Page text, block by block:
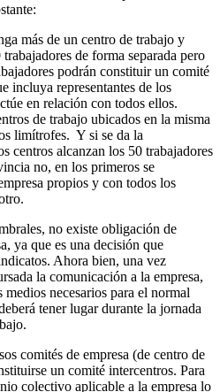
más de un centro de trabajo y
de forma separada pero
podrán constituir un comité
incluya representantes de los
en relación con todos ellos.
de trabajo ubicados en la misma
limítrofes. Y si se da la
centros alcanzan los 50 trabajadores
no, en los primeros se
propios y con todos los
no existe obligación de
ya que es una decisión que
Ahora bien, una vez
la comunicación a la empresa,
necesarios para el normal
tener lugar durante la jornada
comités de empresa (de centro de
un comité intercentros. Para
colectivo aplicable a la empresa lo